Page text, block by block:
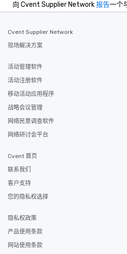
向 Cvent Supplier Network报告一个
Cvent Supplier Network
现场解决方案
活动管理软件
活动注册软件
移动活动应用程序
战略会议管理
网络民意调查软件
网络研讨会平台
Cvent 首页
联系我们
客户支持
您的隐私权选择
隐私权政策
产品使用条款
网站使用条款